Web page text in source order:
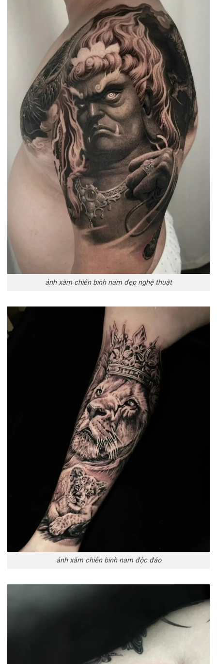
ảnh xăm chiến binh nam đẹp nghệ thuật
ảnh xăm chiến binh nam độc đáo